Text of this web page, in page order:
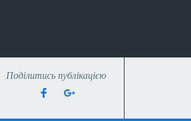
Поділитись публікацією